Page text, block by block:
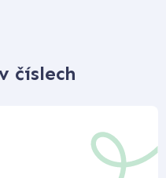
číslech